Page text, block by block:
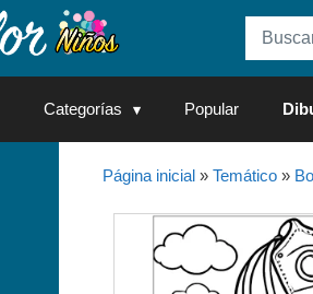
Categorías Popular
Página inicial» Temático»